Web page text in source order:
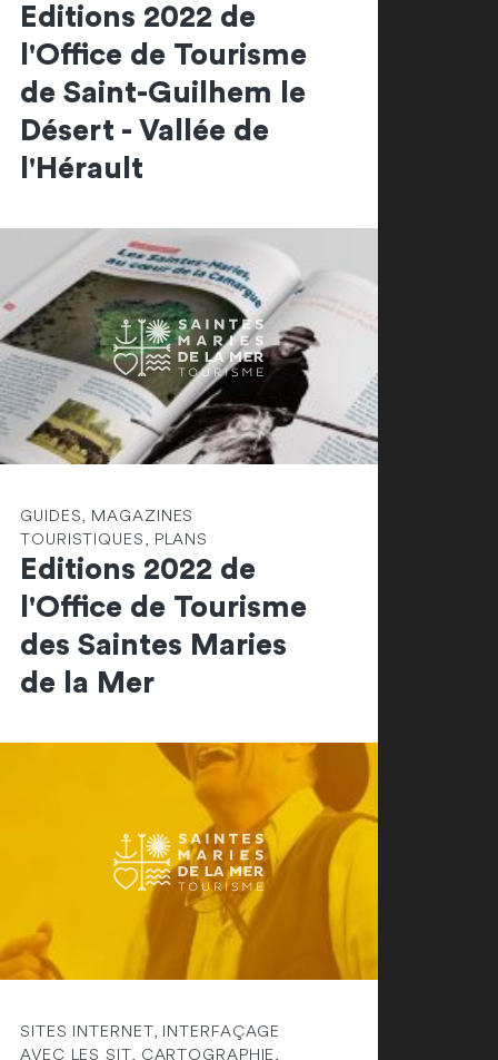
Editions 2022 de
l'Office de Tourisme
de Saint-Guilhem le
Désert - Vallée de
l'Hérault
GUIDES, MAGAZINES
TOURISTIQUES, PLANS
Editions 2022 de
l'Office de Tourisme
des Saintes Maries
de la Mer
SITES INTERNET, INTERFAÇAGE
AVEC LES SIT, CARTOGRAPHIE,